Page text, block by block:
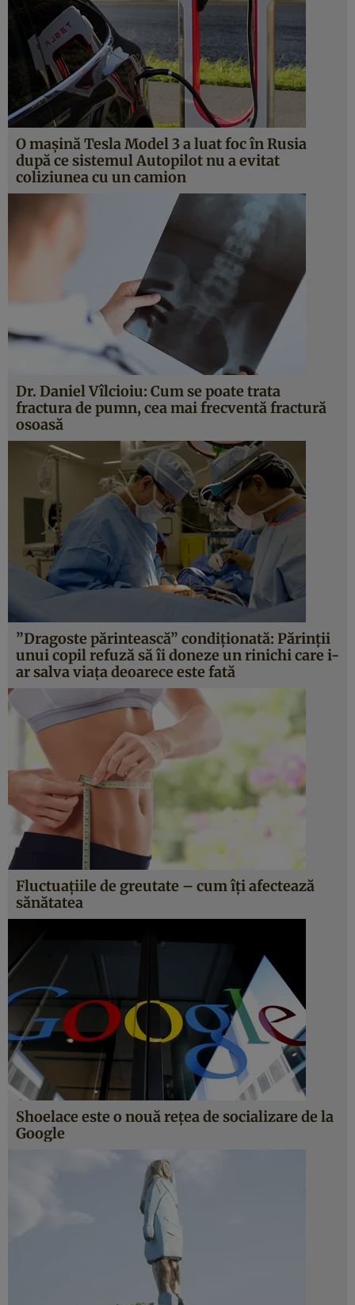
O maşină Tesla Model 3 a luat foc în Rusia
după ce sistemul Autopilot nu a evitat
coliziunea cu un camion
Dr. Daniel Vîlcioiu: Cum se poate trata
fractura de pumn, cea mai frecventă fractură
osoasă
”Dragoste părintească” condiţionată: Părinţii
unui copil refuză să îi doneze un rinichi care i-
ar salva viaţa deoarece este fată
Fluctuaţiile de greutate – cum îţi afectează
sănătatea
Shoelace este o nouă reţea de socializare de la
Google